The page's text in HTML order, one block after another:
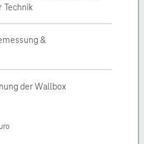
Technik
&
der Wallbox